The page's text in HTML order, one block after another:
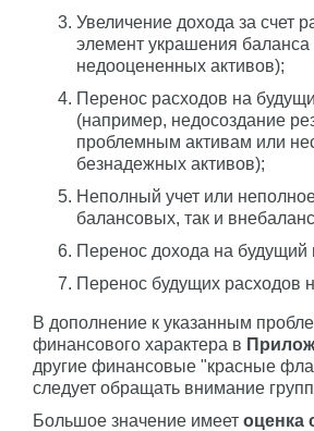
Увеличение дохода за счет
элемент украшения
недооцененных активов);
Перенос расходов на
(например, недосоздание
проблемным активам или
безнадежных активов);
Неполный учет или
балансовых, так и
Перенос дохода на будущий
Перенос будущих расходов
В дополнение к указанным
финансового характера в
другие финансовые "красные
следует обращать внимание
Большое значение имеет оценка